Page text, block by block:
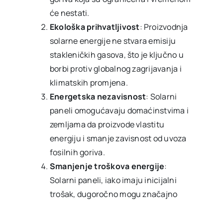
će nestati.
Ekološka prihvatljivost: Proizvodnja
solarne energije ne stvara emisiju
stakleničkih gasova, što je ključno u
borbi protiv globalnog zagrijavanja i
klimatskih promjena.
Energetska nezavisnost: Solarni
paneli omogućavaju domaćinstvima i
zemljama da proizvode vlastitu
energiju i smanje zavisnost od uvoza
fosilnih goriva.
Smanjenje troškova energije:
Solarni paneli, iako imaju inicijalni
trošak, dugoročno mogu značajno